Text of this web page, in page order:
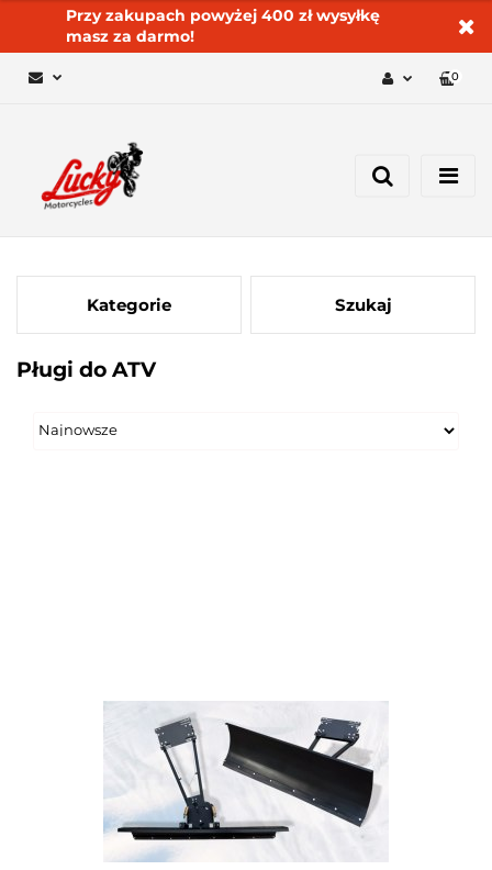
Przy zakupach powyżej 400 zł wysyłkę
masz za darmo!
Dodaj zgłoszenie
0
Kategorie Szukaj
Pługi do ATV